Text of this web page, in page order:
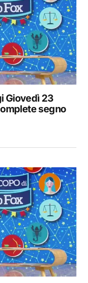
Giovedì 23
segno